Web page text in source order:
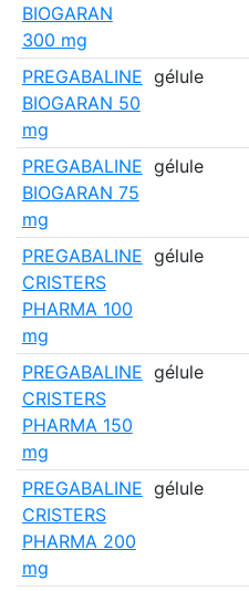
BIOGARAN
300 mg
PREGABALINE
BIOGARAN 50
mg
gélule
PREGABALINE
BIOGARAN 75
mg
gélule
PREGABALINE
CRISTERS
PHARMA 100
mg
gélule
PREGABALINE
CRISTERS
PHARMA 150
mg
gélule
PREGABALINE
CRISTERS
PHARMA 200
mg
gélule